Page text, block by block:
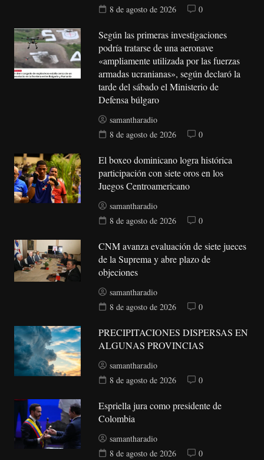
8 de agosto de 2026
0
Según las primeras investigaciones
podría tratarse de una aeronave
«ampliamente utilizada por las fuerzas
armadas ucranianas», según declaró la
tarde del sábado el Ministerio de
Defensa búlgaro
samantharadio
8 de agosto de 2026
0
El boxeo dominicano logra histórica
participación con siete oros en los
Juegos Centroamericano
samantharadio
8 de agosto de 2026
0
CNM avanza evaluación de siete jueces
de la Suprema y abre plazo de
objeciones
samantharadio
8 de agosto de 2026
0
PRECIPITACIONES DISPERSAS EN
ALGUNAS PROVINCIAS
samantharadio
8 de agosto de 2026
0
Espriella jura como presidente de
Colombia
samantharadio
8 de agosto de 2026
0